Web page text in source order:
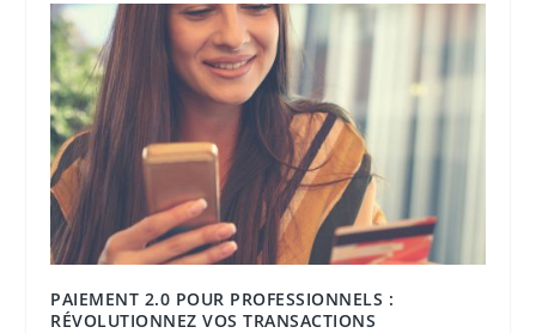
PAIEMENT 2.0 POUR PROFESSIONNELS :
RÉVOLUTIONNEZ VOS TRANSACTIONS